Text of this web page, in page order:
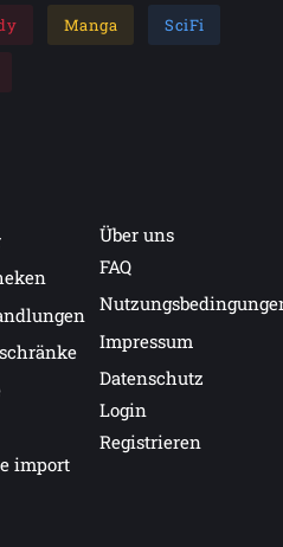
Manga SciFi
import
Über uns
FAQ
Impressum
Datenschutz
Login
Registrieren